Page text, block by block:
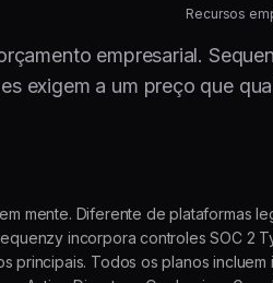
Recursos
empresarial.
exigem a um preço que
mente. Diferente de plataformas
incorpora controles SOC 2
principais. Todos os planos incluem